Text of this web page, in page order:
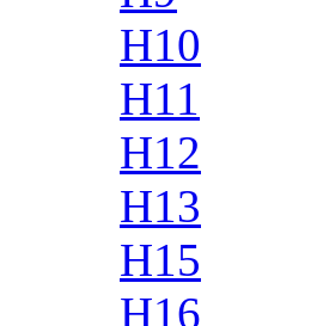
H10
H11
H12
H13
H15
H16